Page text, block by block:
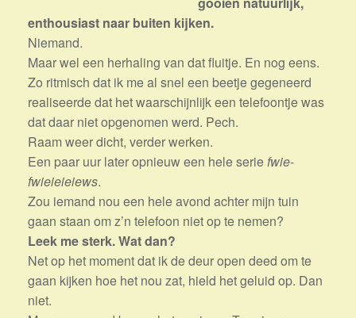
enthousiast naar buiten kijken.
Niemand.
Maar wel een herhaling van dat fluitje. En nog eens.
Zo ritmisch dat ik me al snel een beetje gegeneerd
realiseerde dat het waarschijnlijk een telefoontje was
dat daar niet opgenomen werd. Pech.
Raam weer dicht, verder werken.
Een paar uur later opnieuw een hele seriefwie-
fwieieieiews.
Zou iemand nou een hele avond achter mijn tuin
gaan staan om z’n telefoon niet op te nemen?
Leek me sterk. Wat dan?
Net op het moment dat ik de deur open deed om te
gaan kijken hoe het nou zat, hield het geluid op. Dan
niet.